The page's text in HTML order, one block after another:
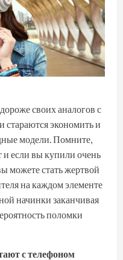
своих аналогов с
экономить и
модели. Помните,
и если вы купили очень
можете стать жертвой
на каждом элементе
начинки заканчивая
поломки
с телефоном